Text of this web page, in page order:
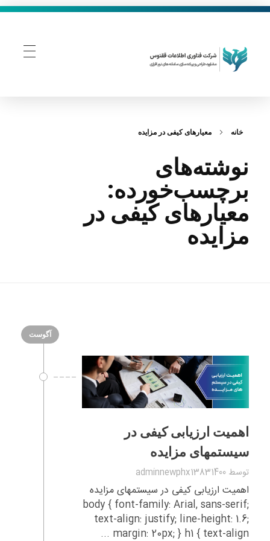
خانه معیارهای کیفی در مزایده
نوشته‌های
برچسب‌خورده:
معیارهای کیفی در
مزایده
آگوست
اهمیت ارزیابی کیفی در
سیستمهای مزایده
توسط adminnewphx13831400
اهمیت ارزیابی کیفی در سیستمهای مزایده
body { font-family: Arial, sans-serif;
text-align: justify; line-height: 1.6;
margin: 20px; } h1 { text-align ...